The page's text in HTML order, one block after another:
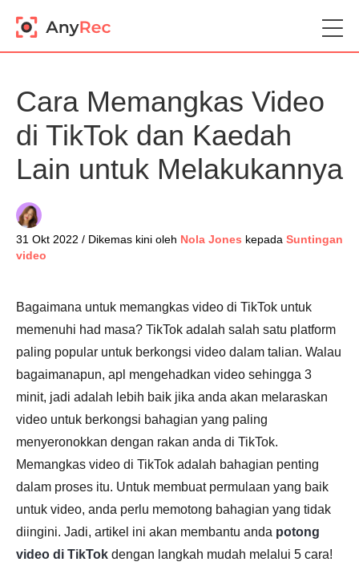
Cara Memangkas Video
di TikTok dan Kaedah
Lain untuk Melakukannya
31 Okt 2022 / Dikemas kini oleh Nola Jones kepada Suntingan
video
Bagaimana untuk memangkas video di TikTok untuk
memenuhi had masa? TikTok adalah salah satu platform
paling popular untuk berkongsi video dalam talian. Walau
bagaimanapun, apl mengehadkan video sehingga 3
minit, jadi adalah lebih baik jika anda akan melaraskan
video untuk berkongsi bahagian yang paling
menyeronokkan dengan rakan anda di TikTok.
Memangkas video di TikTok adalah bahagian penting
dalam proses itu. Untuk membuat permulaan yang baik
untuk video, anda perlu memotong bahagian yang tidak
diingini. Jadi, artikel ini akan membantu anda potong
video di TikTok dengan langkah mudah melalui 5 cara!